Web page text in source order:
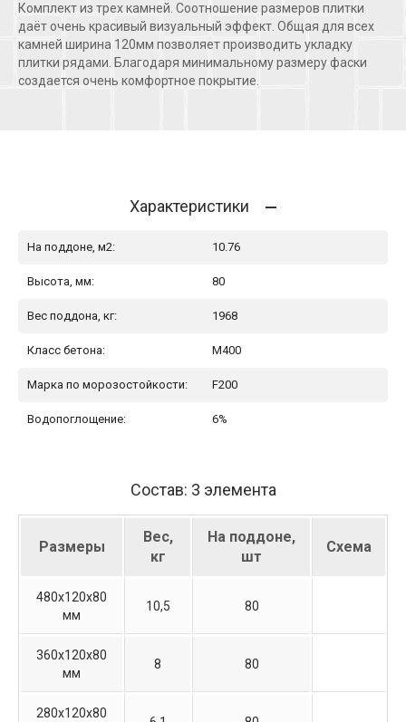
Комплект из трех камней. Соотношение размеров плитки
даёт очень красивый визуальный эффект. Общая для всех
камней ширина 120мм позволяет производить укладку
плитки рядами. Благодаря минимальному размеру фаски
создается очень комфортное покрытие.
Характеристики
На поддоне, м2: 10.76
Высота, мм: 80
Вес поддона, кг: 1968
Класс бетона: М400
Марка по морозостойкости: F200
Водопоглощение: 6%
Состав: 3 элемента
Размеры
Вес,
кг
На поддоне,
шт
Схема
480х120х80
мм
10,5 80
360х120х80
мм
8 80
280х120х80